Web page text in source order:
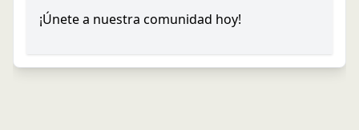
¡Únete a nuestra comunidad hoy!